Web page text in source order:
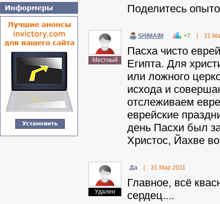
Поделитесь
Местный
SHIMAIM +7 31
Пасха чисто
Египта. Для
или ложного
исхода и
отслеживаем
еврейские
день Пасхи был
Христос, Йахве
Удален
Да 31 Мар 2011
Главное, всё
сердец....